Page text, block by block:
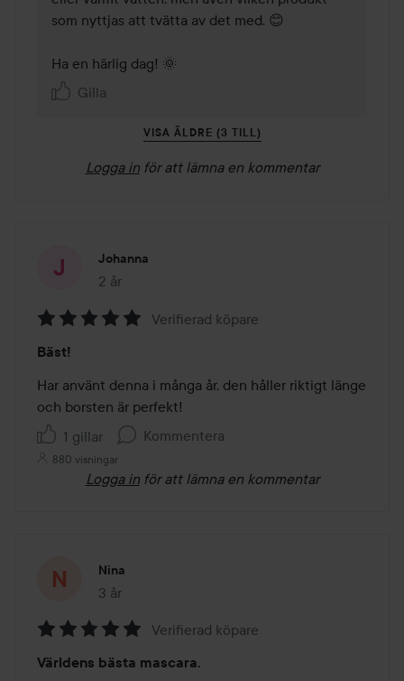
som nyttjas att tvätta av det med. 😊
Ha en härlig dag! 🌞
Gilla
VISA ÄLDRE (3 TILL)
Logga in för att lämna en kommentar
Johanna
2 år
Inlägget skapades 2 år
5
av
5
Verifierad köpare
Bäst!
Har använt denna i många år, den håller riktigt länge
och borsten är perfekt!
1 gillar
Kommentera
880 visningar
Logga in för att lämna en kommentar
Nina
3 år
Inlägget skapades 3 år
5
Verifierad köpare
Världens bästa mascara.